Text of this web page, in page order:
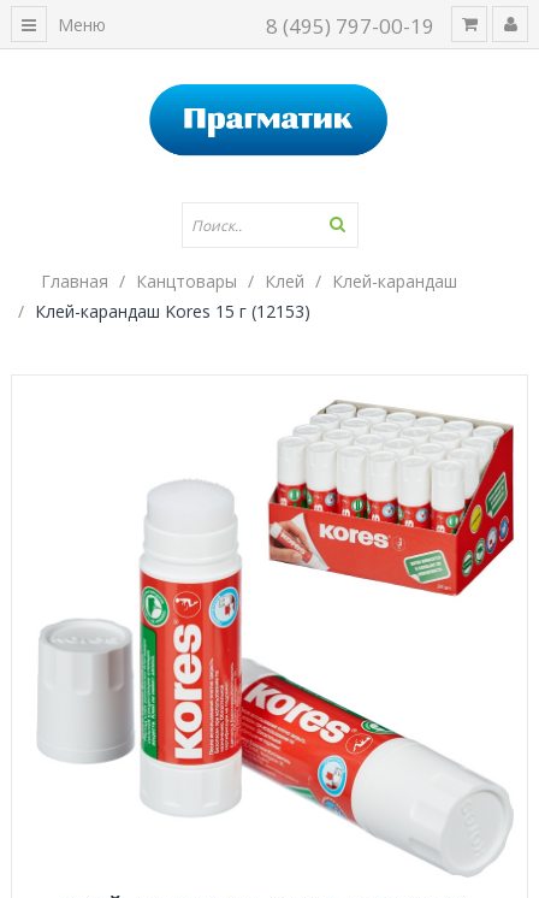
8 (495) 797-00-19
Меню
Главная Канцтовары Клей
Клей-карандаш
Клей-карандаш Kores 15 г (12153)